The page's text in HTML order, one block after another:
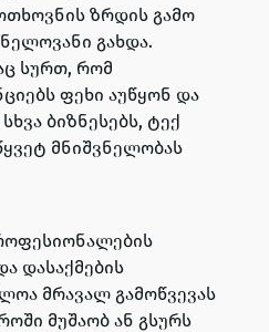
ზრდის გამო
გახდა.
სურთ, რომ
ფეხი აუწყონ და
ბიზნესებს, ტექ
მნიშვნელობას
დასაქმების
მრავალ გამოწვევას
მუშაობ ან გსურს